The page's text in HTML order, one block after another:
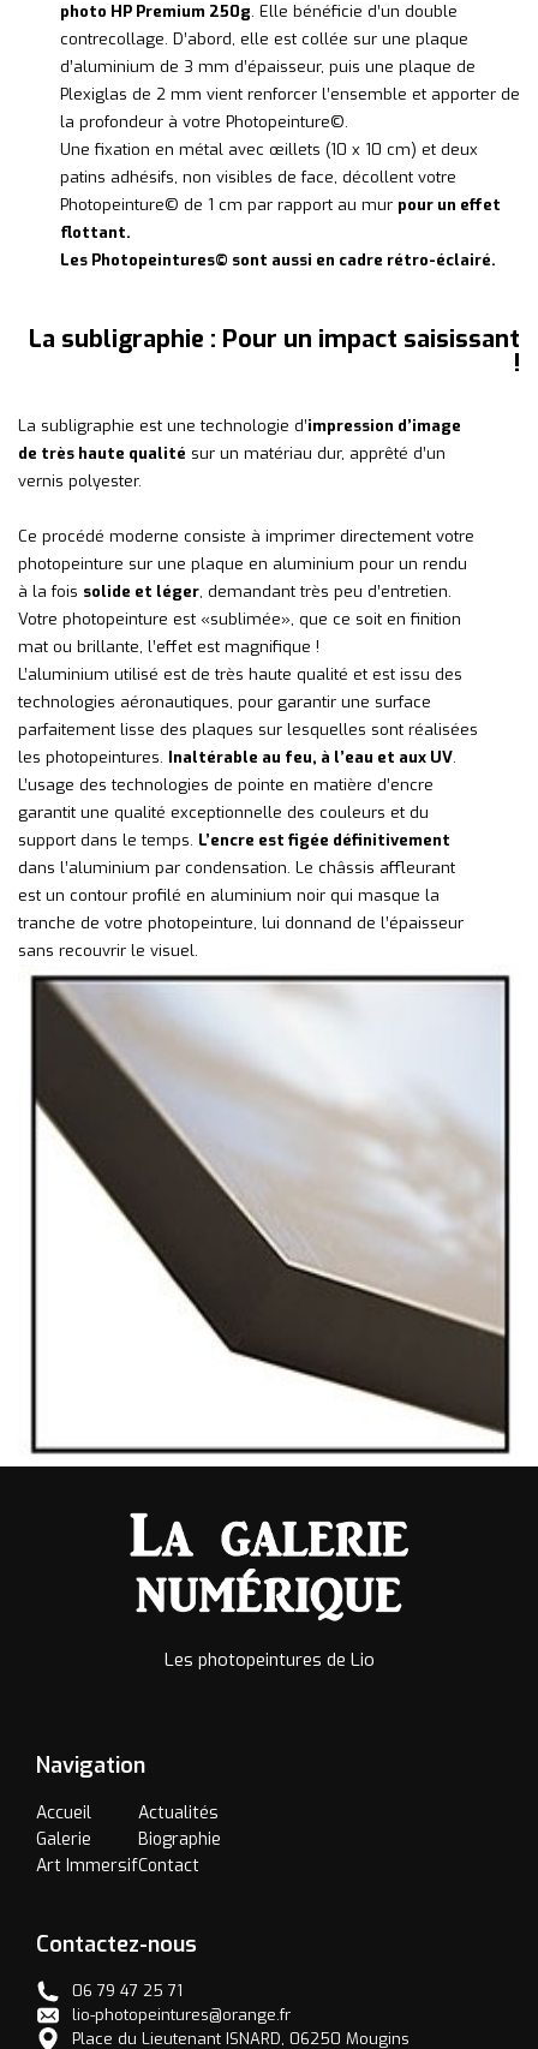
photo HP Premium 250g. Elle bénéficie d’un double
contrecollage. D’abord, elle est collée sur une plaque
d’aluminium de 3 mm d’épaisseur, puis une plaque de
Plexiglas de 2 mm vient renforcer l’ensemble et apporter de
la profondeur à votre Photopeinture©.
Une fixation en métal avec œillets (10 x 10 cm) et deux
patins adhésifs, non visibles de face, décollent votre
Photopeinture© de 1 cm par rapport au mur pour un effet
flottant.
Les Photopeintures© sont aussi en cadre rétro-éclairé.
La subligraphie : Pour un impact saisissant
!
La subligraphie est une technologie d’impression d’image
de très haute qualité sur un matériau dur, apprêté d’un
vernis polyester.
Ce procédé moderne consiste à imprimer directement votre
photopeinture sur une plaque en aluminium pour un rendu
à la fois solide et léger, demandant très peu d’entretien.
Votre photopeinture est «sublimée», que ce soit en finition
mat ou brillante, l’effet est magnifique !
L’aluminium utilisé est de très haute qualité et est issu des
technologies aéronautiques, pour garantir une surface
parfaitement lisse des plaques sur lesquelles sont réalisées
les photopeintures. Inaltérable au feu, à l’eau et aux UV.
L’usage des technologies de pointe en matière d’encre
garantit une qualité exceptionnelle des couleurs et du
support dans le temps. L’encre est figée définitivement
dans l’aluminium par condensation. Le châssis affleurant
est un contour profilé en aluminium noir qui masque la
tranche de votre photopeinture, lui donnand de l’épaisseur
sans recouvrir le visuel.
Les photopeintures de Lio
Navigation
Accueil
Galerie
Art Immersif
Actualités
Biographie
Contact
Contactez-nous
06 79 47 25 71
lio-photopeintures@orange.fr
Place du Lieutenant ISNARD, 06250 Mougins